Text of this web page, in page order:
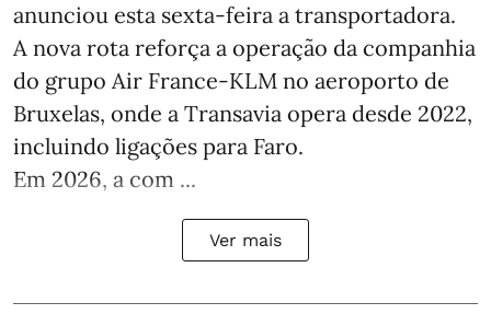
anunciou esta sexta-feira a transportadora.
A nova rota reforça a operação da companhia
do grupo Air France-KLM no aeroporto de
Bruxelas, onde a Transavia opera desde 2022,
incluindo ligações para Faro.
Em 2026, a com ...
Ver mais